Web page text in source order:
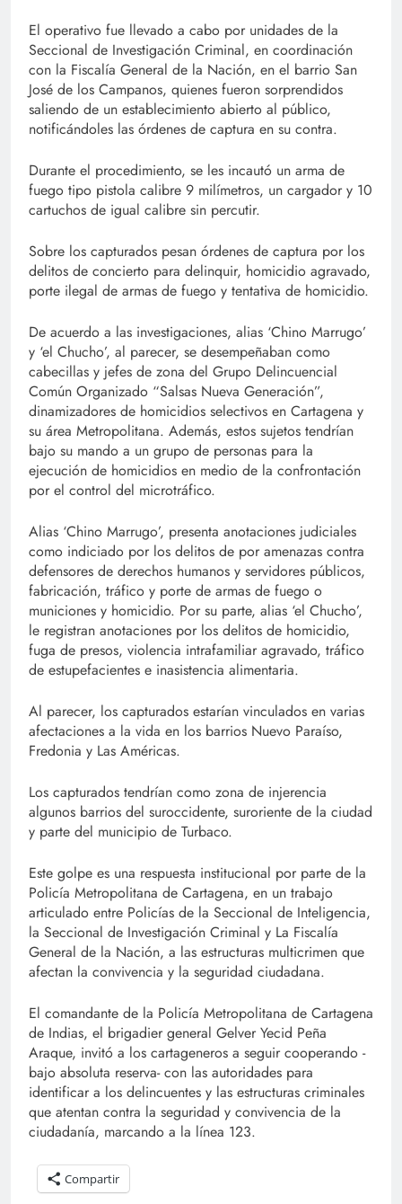
El operativo fue llevado a cabo por unidades de la
Seccional de Investigación Criminal, en coordinación
con la Fiscalía General de la Nación, en el barrio San
José de los Campanos, quienes fueron sorprendidos
saliendo de un establecimiento abierto al público,
notificándoles las órdenes de captura en su contra.
Durante el procedimiento, se les incautó un arma de
fuego tipo pistola calibre 9 milímetros, un cargador y 10
cartuchos de igual calibre sin percutir.
Sobre los capturados pesan órdenes de captura por los
delitos de concierto para delinquir, homicidio agravado,
porte ilegal de armas de fuego y tentativa de homicidio.
De acuerdo a las investigaciones, alias ‘Chino Marrugo’
y ‘el Chucho’, al parecer, se desempeñaban como
cabecillas y jefes de zona del Grupo Delincuencial
Común Organizado “Salsas Nueva Generación”,
dinamizadores de homicidios selectivos en Cartagena y
su área Metropolitana. Además, estos sujetos tendrían
bajo su mando a un grupo de personas para la
ejecución de homicidios en medio de la confrontación
por el control del microtráfico.
Alias ‘Chino Marrugo’, presenta anotaciones judiciales
como indiciado por los delitos de por amenazas contra
defensores de derechos humanos y servidores públicos,
fabricación, tráfico y porte de armas de fuego o
municiones y homicidio. Por su parte, alias ‘el Chucho’,
le registran anotaciones por los delitos de homicidio,
fuga de presos, violencia intrafamiliar agravado, tráfico
de estupefacientes e inasistencia alimentaria.
Al parecer, los capturados estarían vinculados en varias
afectaciones a la vida en los barrios Nuevo Paraíso,
Fredonia y Las Américas.
Los capturados tendrían como zona de injerencia
algunos barrios del suroccidente, suroriente de la ciudad
y parte del municipio de Turbaco.
Este golpe es una respuesta institucional por parte de la
Policía Metropolitana de Cartagena, en un trabajo
articulado entre Policías de la Seccional de Inteligencia,
la Seccional de Investigación Criminal y La Fiscalía
General de la Nación, a las estructuras multicrimen que
afectan la convivencia y la seguridad ciudadana.
El comandante de la Policía Metropolitana de Cartagena
de Indias, el brigadier general Gelver Yecid Peña
Araque, invitó a los cartageneros a seguir cooperando -
bajo absoluta reserva- con las autoridades para
identificar a los delincuentes y las estructuras criminales
que atentan contra la seguridad y convivencia de la
ciudadanía, marcando a la línea 123.
Compartir